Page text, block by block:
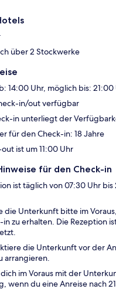
über 2 Stockwerke
14:00 Uhr, möglich bis: 21:00
in/out verfügbar
in unterliegt der
für den Check-in: 18 Jahre
ist um 11:00 Uhr
für den Check-in
ist täglich von 07:30 Uhr bis
die Unterkunft bitte im
in zu erhalten. Die Rezeption
die Unterkunft vor der
arrangieren.
im Voraus mit der
wenn du eine Anreise nach